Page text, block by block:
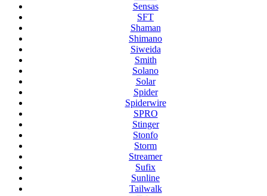
Sensas
SFT
Shaman
Shimano
Siweida
Smith
Solano
Solar
Spider
Spiderwire
SPRO
Stinger
Stonfo
Storm
Streamer
Sufix
Sunline
Tailwalk